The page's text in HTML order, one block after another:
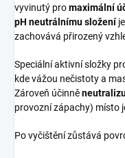
vyvinutý promaximální
pH neutrálnímu složení
zachovává přirozený
Speciální aktivní složky
kde vážou nečistoty a
Zároveň účinně
provozní zápachy) místo
Po vyčištění zůstává